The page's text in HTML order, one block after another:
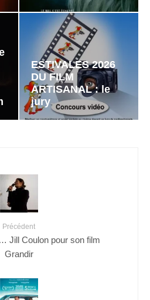
ESTIVALES 2026
DU FILM
ARTISANAL : le
jury
Précédent
Jill Coulon pour son film
Grandir